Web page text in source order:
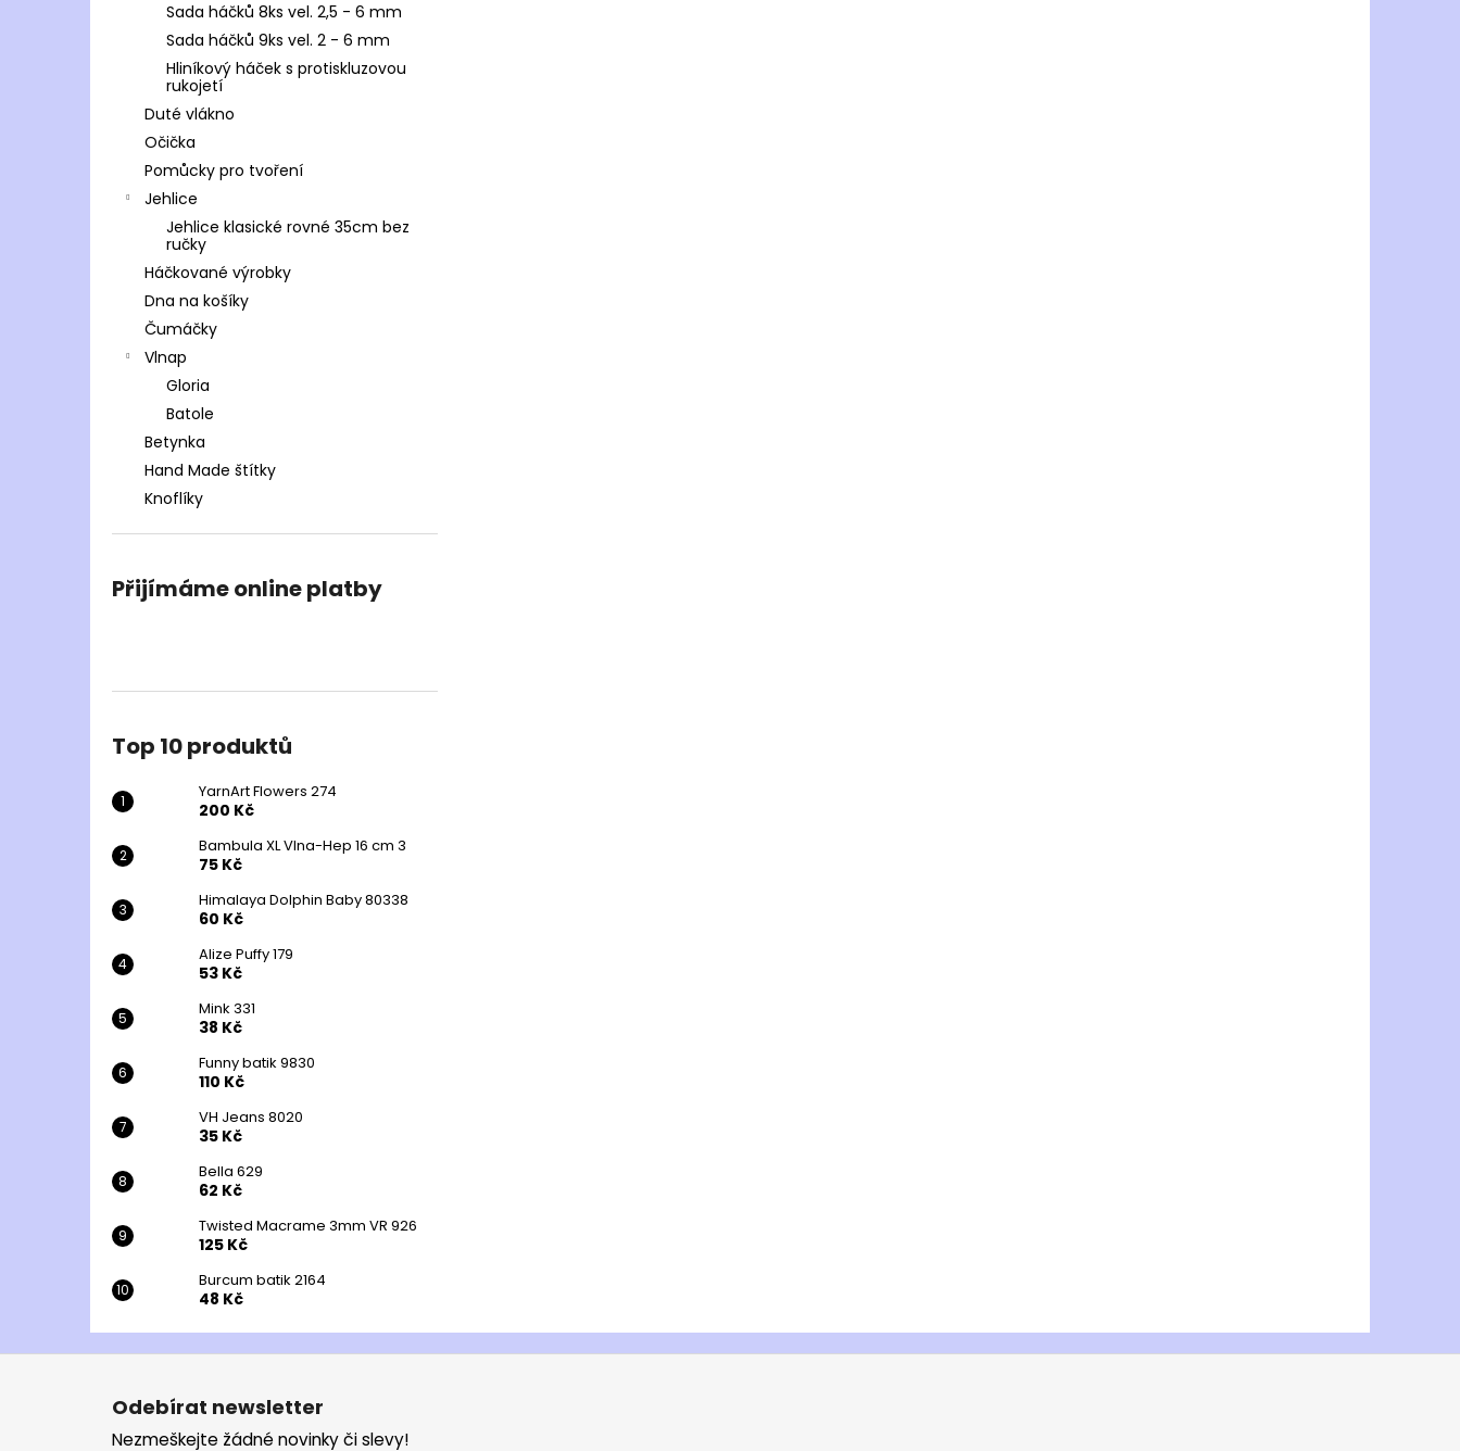
Sada háčků 8ks vel. 2,5 - 6 mm
Sada háčků 9ks vel. 2 - 6 mm
Hliníkový háček s protiskluzovou
rukojetí
Duté vlákno
Očička
Pomůcky pro tvoření
Jehlice
Jehlice klasické rovné 35cm bez
ručky
Háčkované výrobky
Dna na košíky
Čumáčky
Vlnap
Gloria
Batole
Betynka
Hand Made štítky
Knoflíky
Přijímáme online platby
Top 10 produktů
YarnArt Flowers 274
200 Kč
Bambula XL Vlna-Hep 16 cm 3
75 Kč
Himalaya Dolphin Baby 80338
60 Kč
Alize Puffy 179
53 Kč
Mink 331
38 Kč
Funny batik 9830
110 Kč
VH Jeans 8020
35 Kč
Bella 629
62 Kč
Twisted Macrame 3mm VR 926
125 Kč
Burcum batik 2164
48 Kč
Z
Odebírat newsletter
Nezmeškejte žádné novinky či slevy!